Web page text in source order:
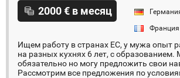
2000 € в месяц
Франция
Ищем работу в странах ЕС, у мужа опыт
на разных кухнях 6 лет, с образованием.
обязательно но могу предложить свои
Рассмотрим все предложения по